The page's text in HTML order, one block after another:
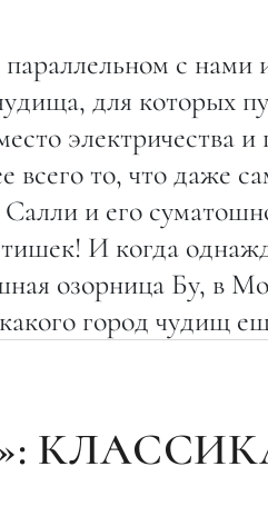
с нами
для которых
электричества
то, что даже
и его
И когда
озорница Бу, в
город чудищ